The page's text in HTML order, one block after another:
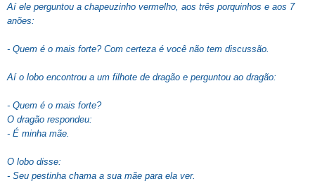
Aí ele perguntou a chapeuzinho vermelho, aos três porquinhos e aos 7
anões:
- Quem é o mais forte? Com certeza é você não tem discussão.
Aí o lobo encontrou a um filhote de dragão e perguntou ao dragão:
- Quem é o mais forte?
O dragão respondeu:
- É minha mãe.
O lobo disse:
- Seu pestinha chama a sua mãe para ela ver.